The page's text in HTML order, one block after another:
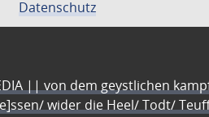
Datenschutz
|| von dem geystlichen
wider die Heel/ Todt/